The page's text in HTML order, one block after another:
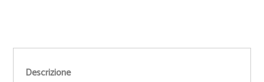
Descrizione